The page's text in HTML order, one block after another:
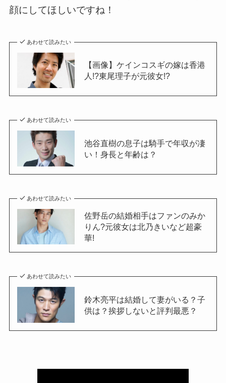
顔にしてほしいですね！
あわせて読みたい
【画像】ケインコスギの嫁は香港
人!?東尾理子が元彼女!?
あわせて読みたい
池谷直樹の息子は騎手で年収が凄
い！身長と年齢は？
あわせて読みたい
佐野岳の結婚相手はファンのみか
りん?元彼女は北乃きいなど超豪
華!
あわせて読みたい
鈴木亮平は結婚して妻がいる？子
供は？挨拶しないと評判最悪？